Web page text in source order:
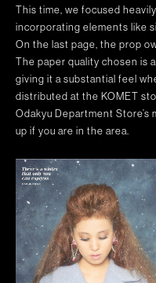
This time, we focused
incorporating elements like
On the last page, the prop
The paper quality chosen is
giving it a substantial feel
distributed at the KOMET
Odakyu Department Store’s
up if you are in the area.